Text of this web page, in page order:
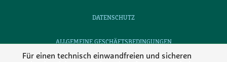
DATENSCHUTZ
ALLGEMEINE GESCHÄFTSBEDINGUNGEN
Für einen technisch einwandfreien und sicheren